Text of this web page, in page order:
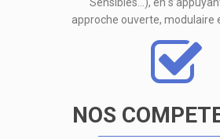
approche ouverte, modulaire
NOS